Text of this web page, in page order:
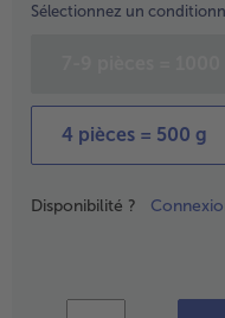
Sélectionnez un
4 pièces = 500 g
Prix
Disponibilité ?